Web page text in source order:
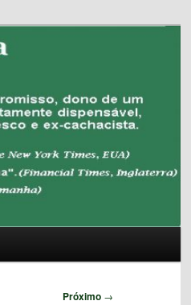
Próximo →